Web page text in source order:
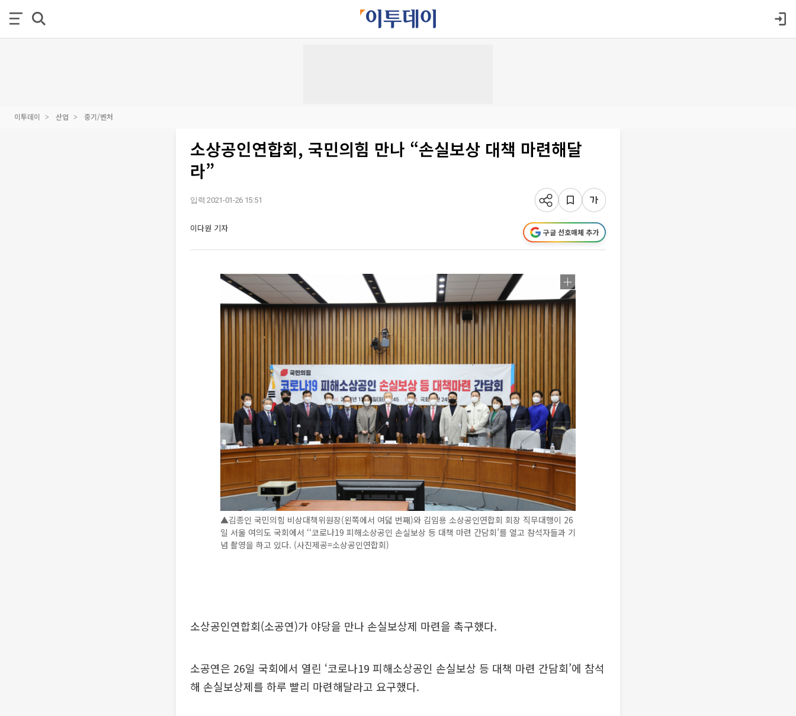
이투데이 산업 중기/벤처
소상공인연합회, 국민의힘 만나 “손실보상 대책 마련해달
라”
입력 2021-01-26 15:51
이다원 기자 구글 선호매체 추가
▲김종인 국민의힘 비상대책위원장(왼쪽에서 여덟 번째)와 김임용 소상공인연합회 회장 직무대행이 26
일 서울 여의도 국회에서 ‘‘코로나19 피해소상공인 손실보상 등 대책 마련 간담회’를 열고 참석자들과 기
념 촬영을 하고 있다. (사진제공=소상공인연합회)
소상공인연합회(소공연)가 야당을 만나 손실보상제 마련을 촉구했다.
소공연은 26일 국회에서 열린 ‘코로나19 피해소상공인 손실보상 등 대책 마련 간담회’에 참석
해 손실보상제를 하루 빨리 마련해달라고 요구했다.